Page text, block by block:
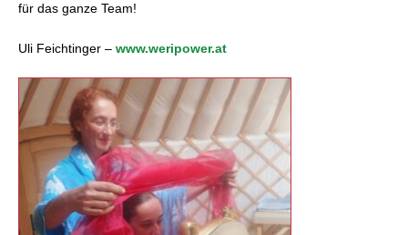
für das ganze Team!
Uli Feichtinger – www.weripower.at